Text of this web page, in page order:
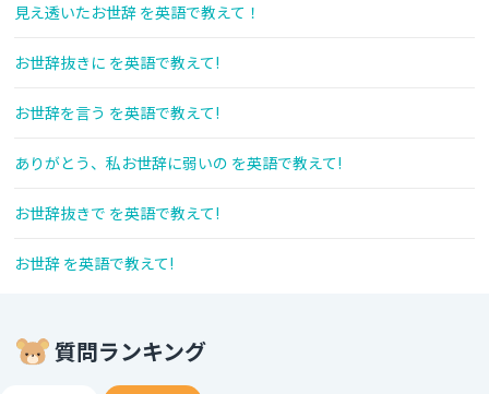
見え透いたお世辞 を英語で教えて！
お世辞抜きに を英語で教えて!
お世辞を言う を英語で教えて!
ありがとう、私お世辞に弱いの を英語で教えて!
お世辞抜きで を英語で教えて!
お世辞 を英語で教えて!
質問ランキング